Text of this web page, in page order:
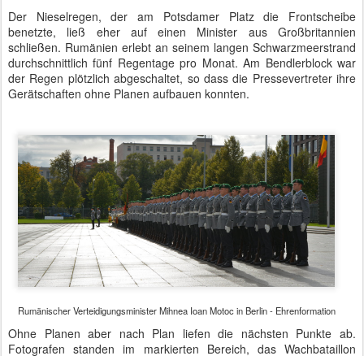
Rumänischer Verteidigungsminister Mihnea Ioan Motoc in Berlin - Ehrenformation
marschierte musizierend exakt an den Linien ein, die durch die
Betonplatten des Ehrenhofes vorgegeben sind. Dann Warten auf
die Ministerin. "Guten Morgen Soldaten", grüßte sie kurz vor halb
drei die Ehrenformation, die mit einem laut im Gebäudekomplex
widerhallenden "Guten Morgen, Frau Ministerin" antworteten.
Einer der Bildjournalisten zückte sein Smartphone: "Ich schaue
immer auf den Wetterradar, wenn ich mit Fahrrad unterwegs bin".
Das war keine gute Idee, denn es begann wieder zu nieseln. Ein
Helfer holte Planen für die Kameras.